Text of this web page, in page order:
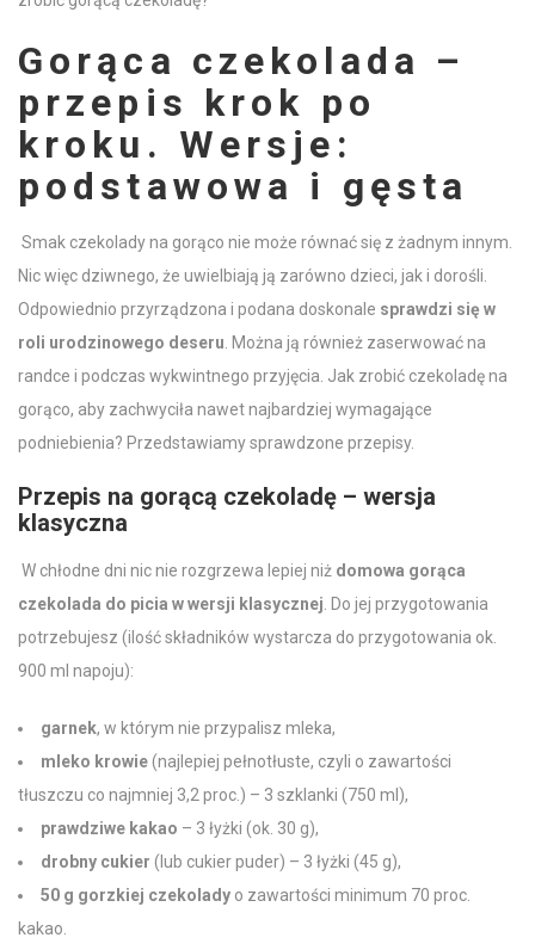
Gorąca czekolada –
przepis krok po
kroku. Wersje:
podstawowa i gęsta
Smak czekolady na gorąco nie może równać się z żadnym innym.
Nic więc dziwnego, że uwielbiają ją zarówno dzieci, jak i dorośli.
Odpowiednio przyrządzona i podana doskonale sprawdzi się w
roli urodzinowego deseru . Można ją również zaserwować na
randce i podczas wykwintnego przyjęcia. Jak zrobić czekoladę na
gorąco, aby zachwyciła nawet najbardziej wymagające
podniebienia? Przedstawiamy sprawdzone przepisy.
Przepis na gorącą czekoladę – wersja
klasyczna
W chłodne dni nic nie rozgrzewa lepiej niż domowa gorąca
czekolada do picia w wersji klasycznej . Do jej przygotowania
potrzebujesz (ilość składników wystarcza do przygotowania ok.
900 ml napoju):
garnek, w którym nie przypalisz mleka,
mleko krowie(najlepiej pełnotłuste, czyli o zawartości
tłuszczu co najmniej 3,2 proc.) – 3 szklanki (750 ml),
prawdziwe kakao – 3 łyżki (ok. 30 g),
drobny cukier (lub cukier puder) – 3 łyżki (45 g),
50 g gorzkiej czekolady o zawartości minimum 70 proc.
kakao